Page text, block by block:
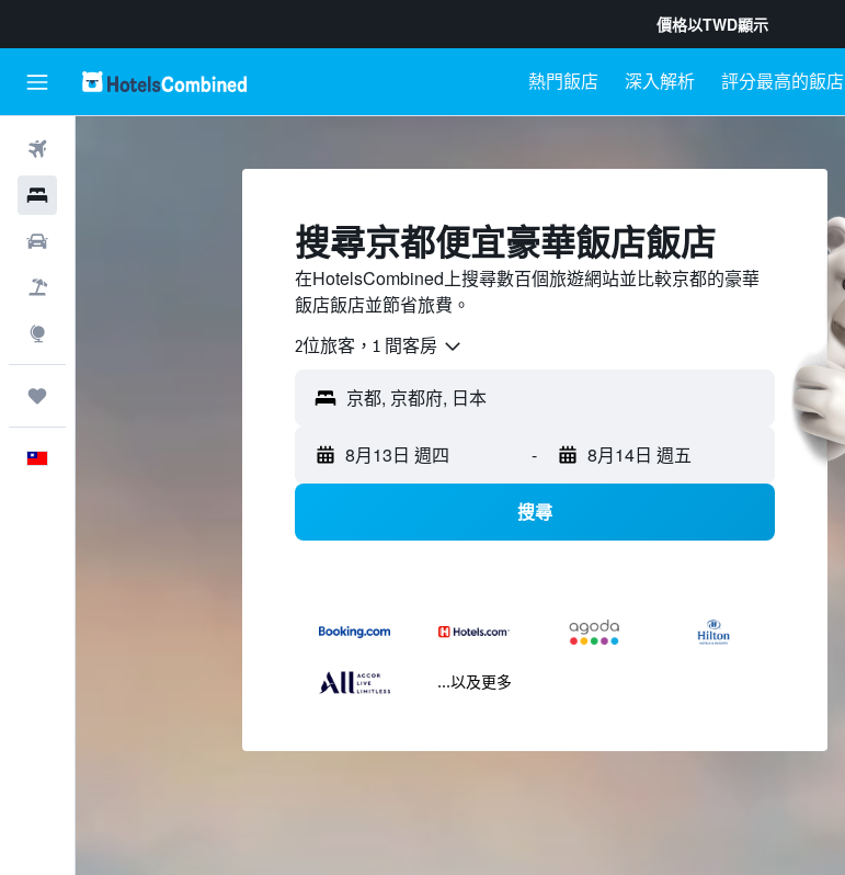
價格以TWD顯示
熱門飯店 深入解析 評分最高的飯店
搜尋京都​便宜豪華飯店飯店
在HotelsCombined上搜尋數百個旅遊網站並比較京都的豪華
飯店飯店並節省旅費。
2位旅客，1 間客房
8月13日 週四 - 8月14日 週五
搜尋
...以及更多